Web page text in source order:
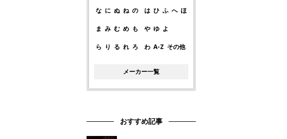
な に ぬ ね の は ひ ふ へ ほ
ま み む め も や ゆ よ
ら り る れ ろ わ A-Z その他
メーカー一覧
おすすめ記事